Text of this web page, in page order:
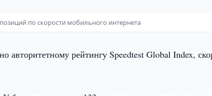
по скорости мобильного интернета
авторитетному рейтингу Speedtest Global Index,